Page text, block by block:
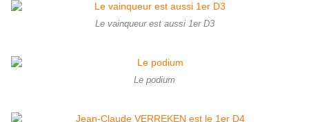
Le vainqueur est aussi 1er D3
Le podium